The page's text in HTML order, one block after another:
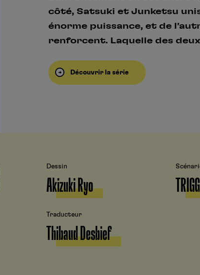
côté, Satsuki et Junketsu
énorme puissance, et de
renforcent. Laquelle des
Découvrir la série
Dessin
Akizuki Ryo
Traducteur
Thibaud Desbief